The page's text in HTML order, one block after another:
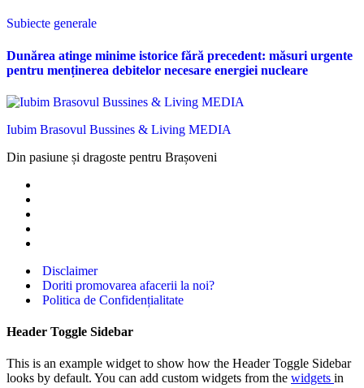
Subiecte generale
Dunărea atinge minime istorice fără precedent: măsuri urgente
pentru menținerea debitelor necesare energiei nucleare
Iubim Brasovul Bussines & Living MEDIA
Din pasiune și dragoste pentru Brașoveni
Disclaimer
Doriti promovarea afacerii la noi?
Politica de Confidențialitate
Header Toggle Sidebar
This is an example widget to show how the Header Toggle Sidebar
looks by default. You can add custom widgets from the widgets in